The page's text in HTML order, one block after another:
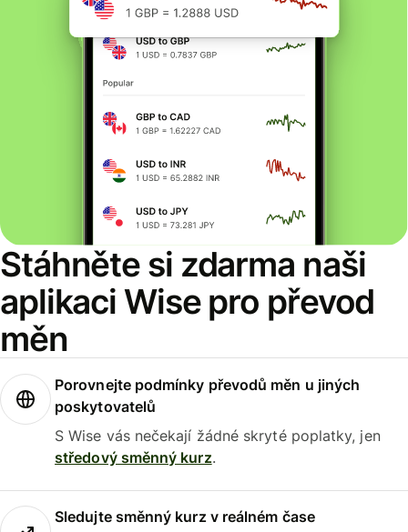
Stáhněte si zdarma naši
aplikaci Wise pro převod
měn
Porovnejte podmínky převodů měn u jiných
poskytovatelů
S Wise vás nečekají žádné skryté poplatky, jen
středový směnný kurz.
Sledujte směnný kurz v reálném čase